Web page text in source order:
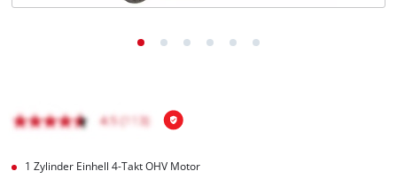
1 Zylinder Einhell 4-Takt OHV Motor